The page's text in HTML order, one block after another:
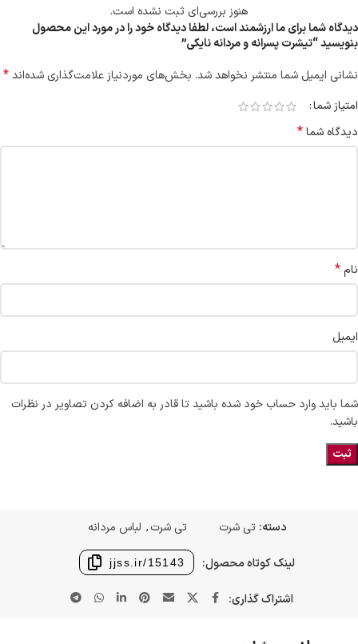
هنوز بررسی‌ای ثبت نشده است.
دیدگاه شما برای ما ارزشمند است، لطفا دیدگاه خود را در مورد این محصول
بنویسید “تیشرت پسرانه و مردانه نایکی”
نشانی ایمیل شما منتشر نخواهد شد. بخش‌های موردنیاز علامت‌گذاری شده‌اند*
امتیاز شما
دیدگاه شما*
نام*
ایمیل
شما باید وارد حساب خود شده باشید تا قادر به اضافه کردن تصاویر در نظرات
باشید.
دسته: تی شرت تی شرت, لباس مردانه
لینک کوتاه محصول: jjss.ir/15143
اشتراک گذاری: